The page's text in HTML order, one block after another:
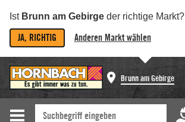
Ist Brunn am Gebirge der richtige Markt?
JA, RICHTIG Anderen Markt wählen
Brunn am Gebirge